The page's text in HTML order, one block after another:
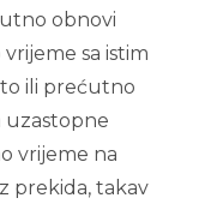
obnovi
sa istim
ili prećutno
uzastopne
vrijeme na
prekida, takav